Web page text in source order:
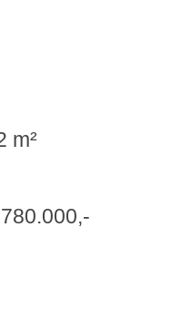
m²